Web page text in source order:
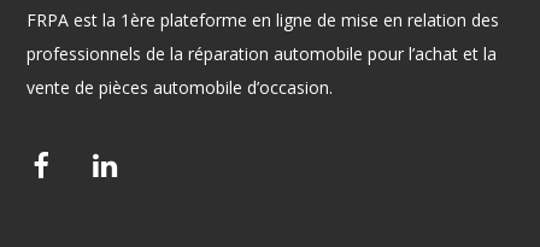
FRPA est la 1ère plateforme en ligne de mise en relation des
professionnels de la réparation automobile pour l’achat et la
vente de pièces automobile d’occasion.
F
L